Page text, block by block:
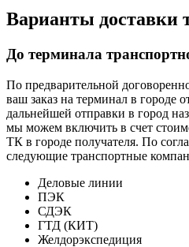
Варианты доставки
До терминала
По предварительной
ваш заказ на терминал в городе
дальнейшей отправки в город
мы можем включить в счет
ТК в городе получателя. По
следующие транспортные
Деловые линии
ПЭК
СДЭК
ГТД (КИТ)
Желдорэкспедиция